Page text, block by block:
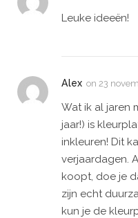
Leuke ideeën!
Alex on 23
Wat ik al jaren
jaar!) is
inkleuren! Dit
verjaardagen.
koopt, doe je
zijn echt
kun je de